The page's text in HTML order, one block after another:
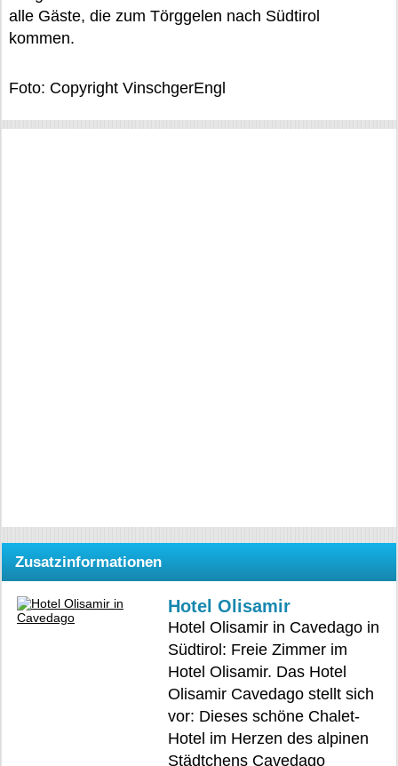
alle Gäste, die zum Törggelen nach Südtirol
kommen.
Foto: Copyright VinschgerEngl
Zusatzinformationen
Hotel Olisamir
Hotel Olisamir in Cavedago in
Südtirol: Freie Zimmer im
Hotel Olisamir. Das Hotel
Olisamir Cavedago stellt sich
vor: Dieses schöne Chalet-
Hotel im Herzen des alpinen
Städtchens Cavedago